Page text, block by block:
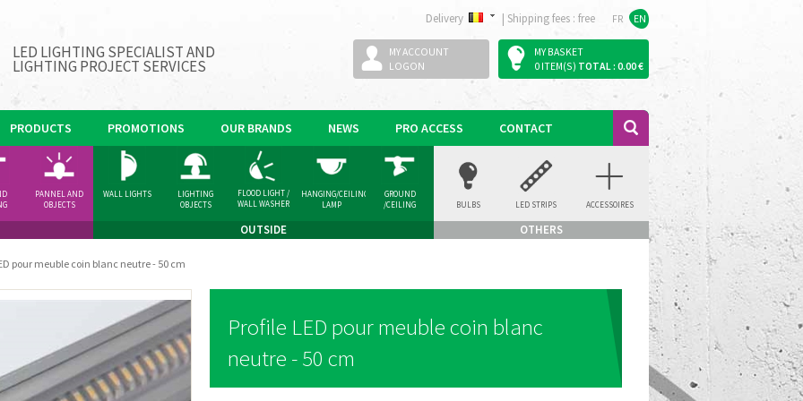
Delivery | Shipping fees : free FR EN
LED LIGHTING SPECIALIST AND
LIGHTING PROJECT SERVICES
MY ACCOUNT
LOGON
MY BASKET
0 ITEM(S) TOTAL : 0.00 €
PRODUCTS PROMOTIONS OUR BRANDS NEWS PRO ACCESS CONTACT
PANNEL AND
OBJECTS
OUTSIDE
WALL LIGHTS
LIGHTING
OBJECTS
FLOOD LIGHT /
WALL WASHER
HANGING/CEILING
LAMP
GROUND
/CEILING
OTHERS
BULBS LED STRIPS ACCESSOIRES
pour meuble coin blanc neutre - 50 cm
Profile LED pour meuble coin blanc
neutre - 50 cm